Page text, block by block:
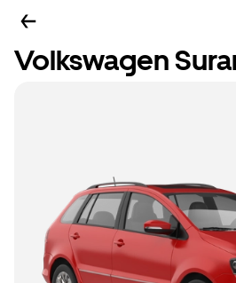
Volkswagen